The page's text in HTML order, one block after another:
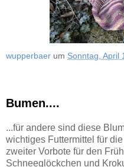
wupperbaer um Sonntag, April
Bumen....
...für andere sind diese
wichtiges Futtermittel für
zweiter Vorbote für den
Schneeglöckchen und